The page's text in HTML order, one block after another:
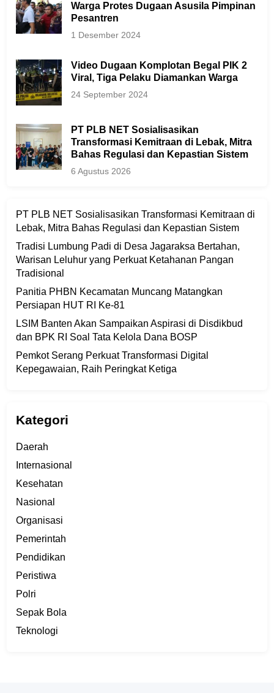
Warga Protes Dugaan Asusila Pimpinan
Pesantren
1 Desember 2024
Video Dugaan Komplotan Begal PIK 2
Viral, Tiga Pelaku Diamankan Warga
24 September 2024
PT PLB NET Sosialisasikan
Transformasi Kemitraan di Lebak, Mitra
Bahas Regulasi dan Kepastian Sistem
6 Agustus 2026
PT PLB NET Sosialisasikan Transformasi Kemitraan di
Lebak, Mitra Bahas Regulasi dan Kepastian Sistem
Tradisi Lumbung Padi di Desa Jagaraksa Bertahan,
Warisan Leluhur yang Perkuat Ketahanan Pangan
Tradisional
Panitia PHBN Kecamatan Muncang Matangkan
Persiapan HUT RI Ke-81
LSIM Banten Akan Sampaikan Aspirasi di Disdikbud
dan BPK RI Soal Tata Kelola Dana BOSP
Pemkot Serang Perkuat Transformasi Digital
Kepegawaian, Raih Peringkat Ketiga
Kategori
Daerah
Internasional
Kesehatan
Nasional
Organisasi
Pemerintah
Pendidikan
Peristiwa
Polri
Sepak Bola
Teknologi